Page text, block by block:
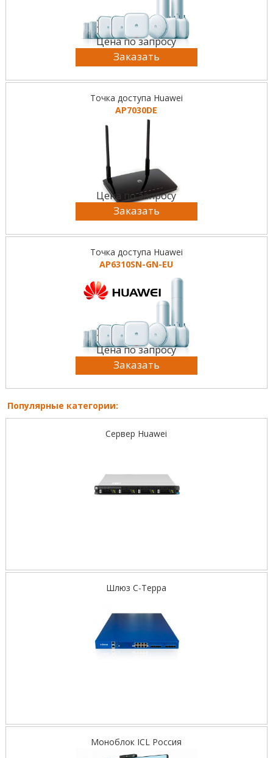
Цена по запросу
Заказать
Точка доступа Huawei
AP7030DE
Цена по запросу
Заказать
Точка доступа Huawei
AP6310SN-GN-EU
Цена по запросу
Заказать
Популярные категории:
Сервер Huawei
Шлюз С-Терра
Моноблок ICL Россия